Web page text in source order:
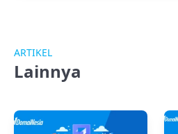
ARTIKEL
Lainnya